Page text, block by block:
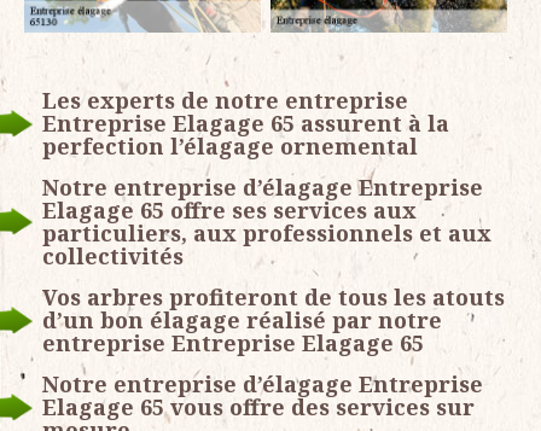
Les experts de notre entreprise
Entreprise Elagage 65 assurent à la
perfection l’élagage ornemental
Notre entreprise d’élagage Entreprise
Elagage 65 offre ses services aux
particuliers, aux professionnels et aux
collectivités
Vos arbres profiteront de tous les atouts
d’un bon élagage réalisé par notre
entreprise Entreprise Elagage 65
Notre entreprise d’élagage Entreprise
Elagage 65 vous offre des services sur